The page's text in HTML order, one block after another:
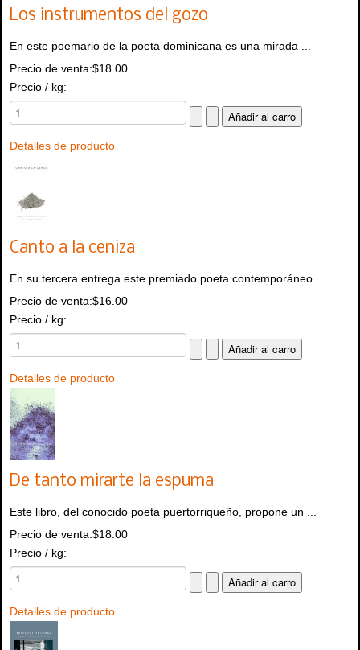
Los instrumentos del gozo
En este poemario de la poeta dominicana es una mirada ...
Precio de venta:$18.00
Precio / kg:
Detalles de producto
Canto a la ceniza
En su tercera entrega este premiado poeta contemporáneo ...
Precio de venta:$16.00
Precio / kg:
Detalles de producto
De tanto mirarte la espuma
Este libro, del conocido poeta puertorriqueño, propone un ...
Precio de venta:$18.00
Precio / kg:
Detalles de producto